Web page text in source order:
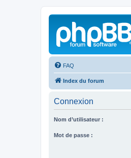
FAQ
Index du forum
Connexion
Nom d’utilisateur :
Mot de passe :